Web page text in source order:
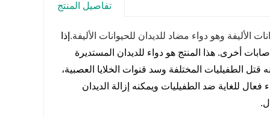
تفاصيل المنتج
الأليفة وهو دواء مضاد للديدان للحيوانات الأليفة. إذا
أخرى. هذا المنتج هو دواء للديدان المستديرة
الطفيليات المختلفة وسد قنوات الخلايا العصبية،
للغاية ضد الطفيليات ويمكنه إزالة الديدان